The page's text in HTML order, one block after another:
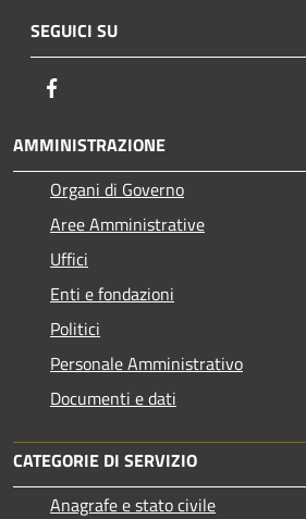
SEGUICI SU
AMMINISTRAZIONE
Organi di Governo
Aree Amministrative
Uffici
Enti e fondazioni
Politici
Personale Amministrativo
Documenti e dati
CATEGORIE DI SERVIZIO
Anagrafe e stato civile